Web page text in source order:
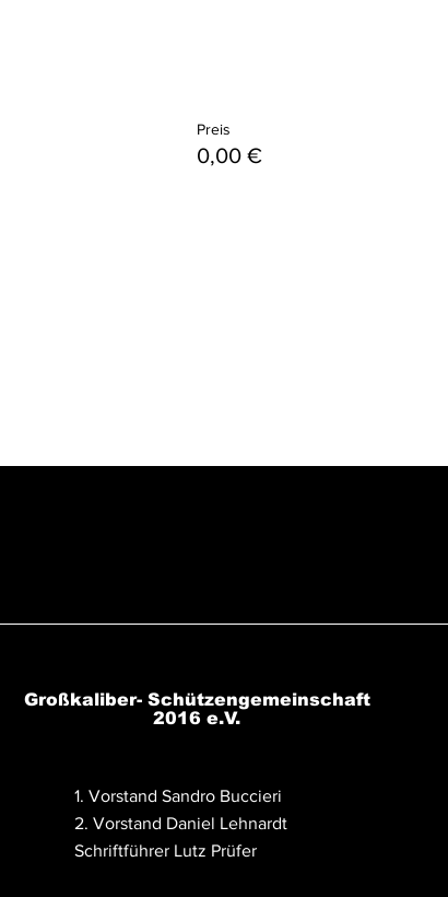
Preis
0,00 €
Großkaliber- Schützengemeinschaft
2016 e.V.
1. Vorstand Sandro Buccieri
2. Vorstand Daniel Lehnardt
Schriftführer Lutz Prüfer